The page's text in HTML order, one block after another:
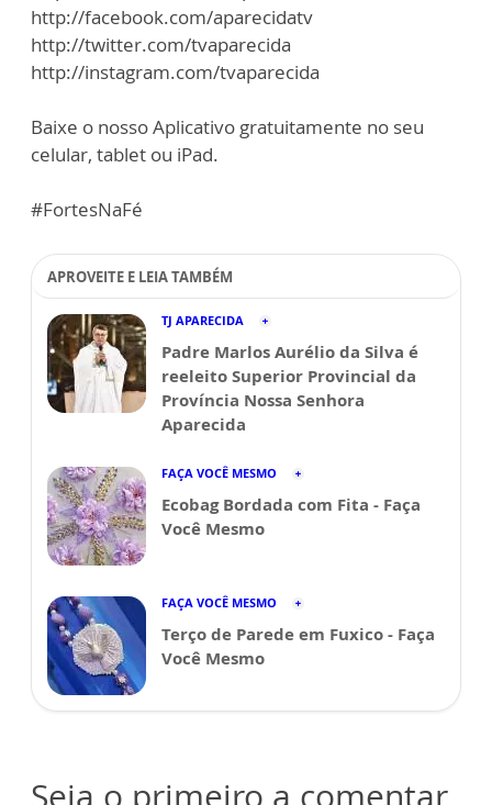
http://facebook.com/aparecidatv
http://twitter.com/tvaparecida
http://instagram.com/tvaparecida
Baixe o nosso Aplicativo gratuitamente no seu
celular, tablet ou iPad.
#FortesNaFé
APROVEITE E LEIA TAMBÉM
TJ APARECIDA
Padre Marlos Aurélio da Silva é
reeleito Superior Provincial da
Província Nossa Senhora
Aparecida
FAÇA VOCÊ MESMO
Ecobag Bordada com Fita - Faça
Você Mesmo
FAÇA VOCÊ MESMO
Terço de Parede em Fuxico - Faça
Você Mesmo
Seja o primeiro a comentar